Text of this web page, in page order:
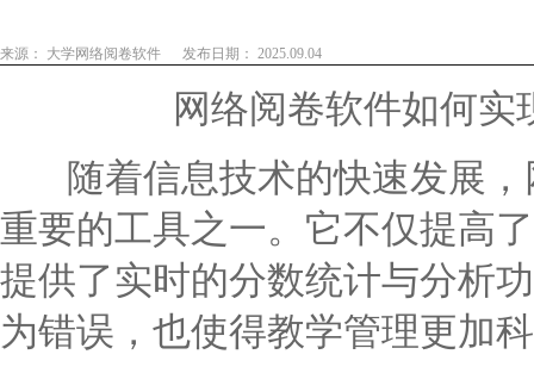
来源： 大学网络阅卷软件 发布日期： 2025.09.04
网络阅卷软件如何
随着信息技术的快速发展，
重要的工具之一。它不仅提高
提供了实时的分数统计与分析
为错误，也使得教学管理更加